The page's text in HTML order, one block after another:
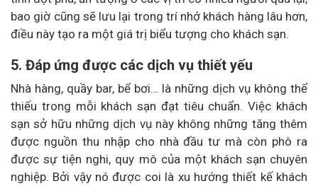
bao giờ cũng sẽ lưu lại trong trí nhớ khách hàng lâu hơn,
điều này tạo ra một giá trị biểu tượng cho khách sạn.
5. Đáp ứng được các dịch vụ thiết yếu
Nhà hàng, quầy bar, bể bơi… là những dịch vụ không thể
thiếu trong mỗi khách sạn đạt tiêu chuẩn. Việc khách
sạn sở hữu những dịch vụ này không những tăng thêm
được nguồn thu nhập cho nhà đầu tư mà còn phô ra
được sự tiện nghi, quy mô của một khách sạn chuyên
nghiệp. Bởi vậy nó được coi là xu hướng thiết kế khách